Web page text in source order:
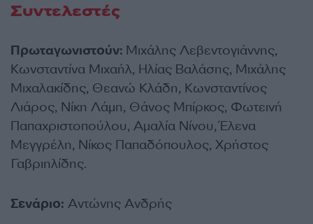
Συντελεστές
Πρωταγωνιστούν: Μιχάλης Λεβεντογιάννης,
Κωνσταντίνα Μιχαήλ, Ηλίας Βαλάσης, Μιχάλης
Μιχαλακίδης, Θεανώ Κλάδη, Κωνσταντίνος
Λιάρος, Νίκη Λάμη, Θάνος Μπίρκος, Φωτεινή
Παπαχριστοπούλου, Αμαλία Νίνου, Έλενα
Μεγγρέλη, Νίκος Παπαδόπουλος, Χρήστος
Γαβριηλίδης.
Σενάριο: Αντώνης Ανδρής